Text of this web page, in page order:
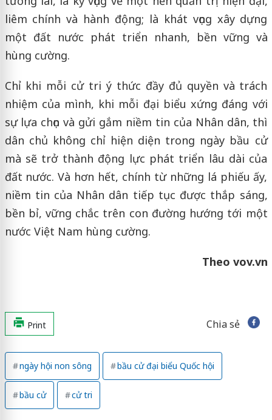
liêm chính và hành động; là khát vọng xây dựng
một đất nước phát triển nhanh, bền vững và
hùng cường.
Chỉ khi mỗi cử tri ý thức đầy đủ quyền và trách
nhiệm của mình, khi mỗi đại biểu xứng đáng với
sự lựa chọn và gửi gắm niềm tin của Nhân dân, thì
dân chủ không chỉ hiện diện trong ngày bầu cử
mà sẽ trở thành động lực phát triển lâu dài của
đất nước. Và hơn hết, chính từ những lá phiếu ấy,
niềm tin của Nhân dân tiếp tục được thắp sáng,
bền bỉ, vững chắc trên con đường hướng tới một
nước Việt Nam hùng cường.
Theo vov.vn
Print Chia sẻ
ngày hội non sông bầu cử đại biểu Quốc hội
bầu cử cử tri